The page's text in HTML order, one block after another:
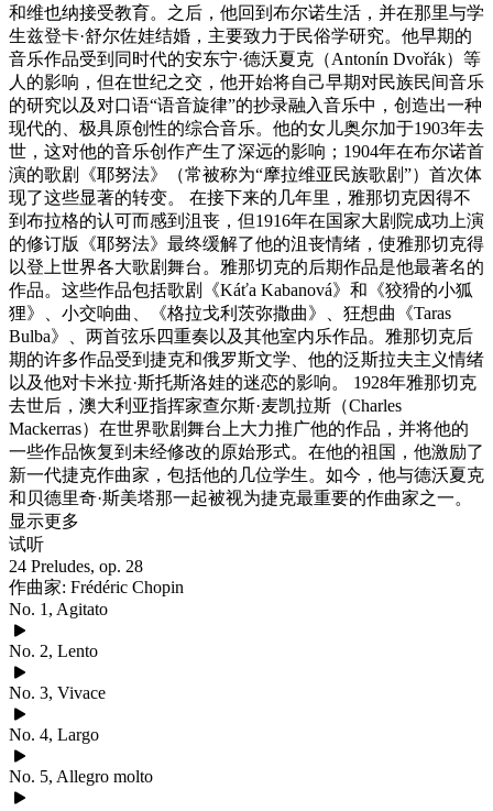
和维也纳接受教育。之后，他回到布尔诺生活，并在那里与学
生兹登卡·舒尔佐娃结婚，主要致力于民俗学研究。他早期的
音乐作品受到同时代的安东宁·德沃夏克（Antonín Dvořák）等
人的影响，但在世纪之交，他开始将自己早期对民族民间音乐
的研究以及对口语“语音旋律”的抄录融入音乐中，创造出一种
现代的、极具原创性的综合音乐。他的女儿奥尔加于1903年去
世，这对他的音乐创作产生了深远的影响；1904年在布尔诺首
演的歌剧《耶努法》（常被称为“摩拉维亚民族歌剧”）首次体
现了这些显著的转变。 在接下来的几年里，雅那切克因得不
到布拉格的认可而感到沮丧，但1916年在国家大剧院成功上演
的修订版《耶努法》最终缓解了他的沮丧情绪，使雅那切克得
以登上世界各大歌剧舞台。雅那切克的后期作品是他最著名的
作品。这些作品包括歌剧《Káťa Kabanová》和《狡猾的小狐
狸》、小交响曲、《格拉戈利茨弥撒曲》、狂想曲《Taras
Bulba》、两首弦乐四重奏以及其他室内乐作品。雅那切克后
期的许多作品受到捷克和俄罗斯文学、他的泛斯拉夫主义情绪
以及他对卡米拉·斯托斯洛娃的迷恋的影响。 1928年雅那切克
去世后，澳大利亚指挥家查尔斯·麦凯拉斯（Charles
Mackerras）在世界歌剧舞台上大力推广他的作品，并将他的
一些作品恢复到未经修改的原始形式。在他的祖国，他激励了
新一代捷克作曲家，包括他的几位学生。如今，他与德沃夏克
和贝德里奇·斯美塔那一起被视为捷克最重要的作曲家之一。
显示更多
试听
24 Preludes, op. 28
作曲家: Frédéric Chopin
No. 1, Agitato
No. 2, Lento
No. 3, Vivace
No. 4, Largo
No. 5, Allegro molto